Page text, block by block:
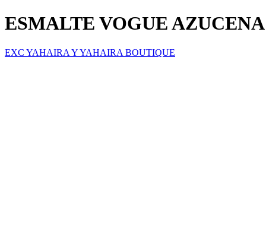
ESMALTE VOGUE AZUCENA
EXC YAHAIRA Y YAHAIRA BOUTIQUE